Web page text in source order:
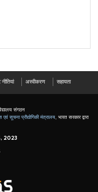
अस्वीकरण सहायता
संगठन
एवं सूचना प्रौद्योगिकी मंत्रालय, भारत सरकार द्वारा
2023